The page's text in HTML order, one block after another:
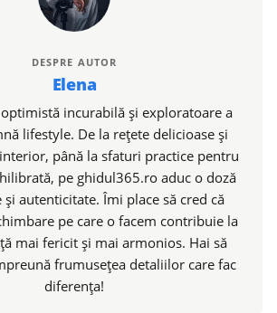
DESPRE AUTOR
Elena
incurabilă și exploratoare a
lifestyle. De la rețete delicioase și
până la sfaturi practice pentru
pe ghidul365.ro aduc o doză
autenticitate. Îmi place să cred că
pe care o facem contribuie la
mai fericit și mai armonios. Hai să
frumusețea detaliilor care fac
diferența!